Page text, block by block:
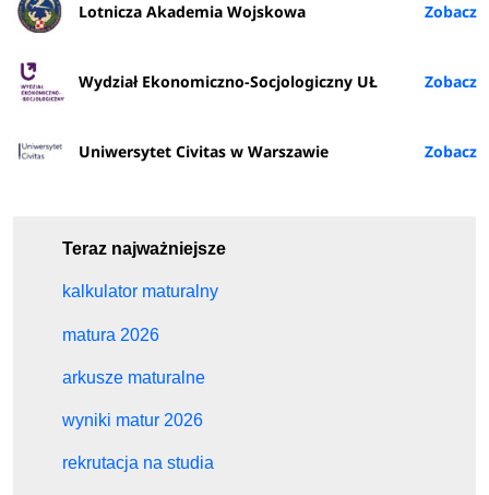
Lotnicza Akademia Wojskowa
Wydział Ekonomiczno-Socjologiczny UŁ
Uniwersytet Civitas w Warszawie
Teraz najważniejsze
kalkulator maturalny
matura 2026
arkusze maturalne
wyniki matur 2026
rekrutacja na studia